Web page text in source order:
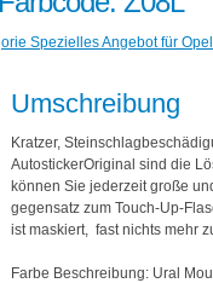
Spezielles Angebot für
Umschreibung
Kratzer,
AutostickerOriginal sind die
können Sie jederzeit große
gegensatz zum Touch-Up-
ist maskiert, fast nichts mehr
Farbe Beschreibung: Ural